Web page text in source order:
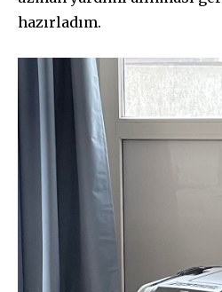
hazırladım.